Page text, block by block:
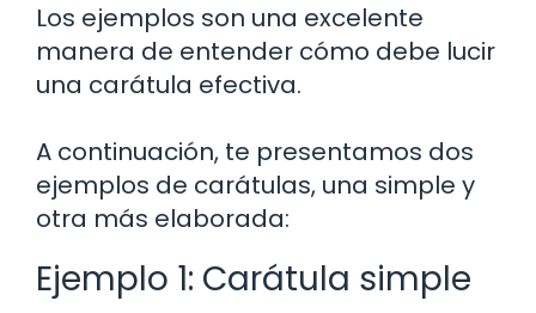
Los ejemplos son una excelente
manera de entender cómo debe lucir
una carátula efectiva.
A continuación, te presentamos dos
ejemplos de carátulas, una simple y
otra más elaborada:
Ejemplo 1: Carátula simple